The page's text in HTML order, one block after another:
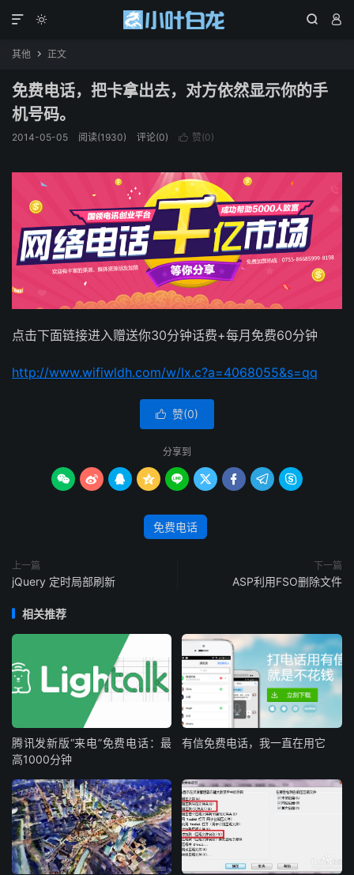
  

其他  正文
免费电话，把卡拿出去，对方依然显示你的手
机号码。
2014-05-05 阅读(1930) 评论(0)  赞(0)
点击下面链接进入赠送你30分钟话费+每月免费60分钟
http://www.wifiwldh.com/w/lx.c?a=4068055&s=qq
 赞(0)
分享到
        
免费电话
上一篇
jQuery 定时局部刷新
下一篇
ASP利用FSO删除文件
相关推荐
腾讯发新版“来电”免费电话：最
高1000分钟
有信免费电话，我一直在用它